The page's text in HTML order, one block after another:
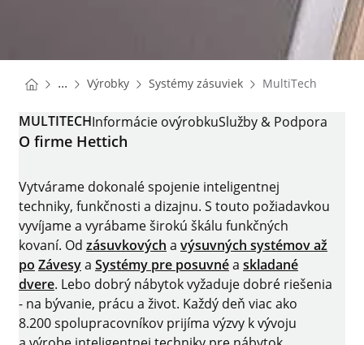
You are here:
Homepage
... VýrobkyHomepage
Systémy zásuviekHomepage
MultiTech
MULTITECHInformácie ovýrobkuSlužby & Podpora
O firme Hettich
Vytvárame dokonalé spojenie inteligentnej
techniky, funkčnosti a dizajnu. S touto požiadavkou
vyvíjame a vyrábame širokú škálu funkčných
kovaní. Od zásuvkových a výsuvných systémov až
po Závesya Systémy pre posuvnéa skladané
dvere. Lebo dobrý nábytok vyžaduje dobré riešenia
- na bývanie, prácu a život. Každý deň viac ako
8.200 spolupracovníkov prijíma výzvy k vývoju